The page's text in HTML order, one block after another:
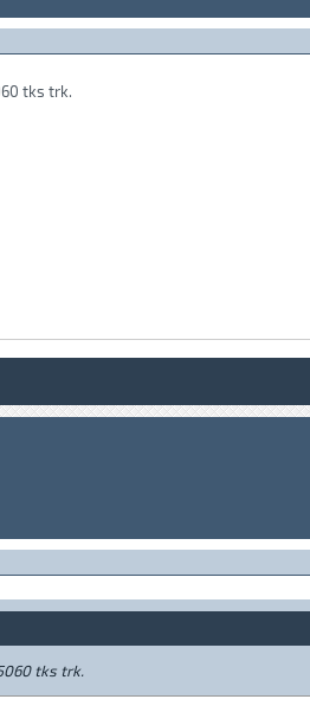
tks trk.
tks trk.